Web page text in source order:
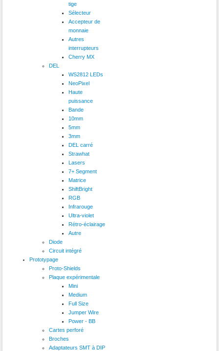
tige
Sélecteur
Accepteur de
monnaie
Autres
interrupteurs
Cherry MX
DEL
WS2812 LEDs
NeoPixel
Haute
puissance
Bande
10mm
5mm
3mm
DEL carré
Strawhat
Lasers
7+ Segment
Matrice
ShiftBright
RGB
Infrarouge
Ultra-violet
Rétro-éclairage
Autre
Diode
Circuit intégré
Prototypage
Proto-Shields
Plaque expérimentale
Mini
Medium
Full Size
Jumper Wire
Power - BB
Cartes perforé
Broches
Adaptateurs SMT à DIP